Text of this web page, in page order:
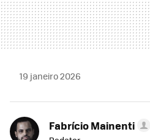
19 janeiro 2026
Fabrício Mainenti